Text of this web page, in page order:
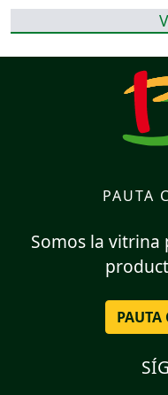
PAUTA
Somos la
PAUTA